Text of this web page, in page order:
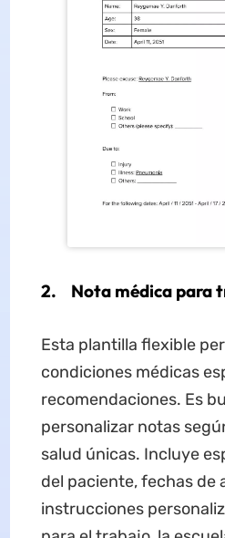
2. Nota médica para
Esta plantilla flexible
condiciones médicas
recomendaciones. Es
personalizar notas
salud únicas. Incluye
del paciente, fechas de
instrucciones